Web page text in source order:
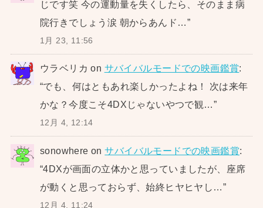
じです笑 今の運動量を失くしたら、そのまま病
院行きでしょう涙 朝からあんド…”
1月 23, 11:56
ウラベリカ on サバイバルモードでの映画鑑賞:
“でも、何はともあれ楽しかったよね！ 次は来年
かな？今度こそ4DXじゃないやつで観…”
12月 4, 12:14
sonowhere onサバイバルモードでの映画鑑賞:
“4DXが画面の立体かと思っていましたが、座席
が動くと思っておらず、始終ヒヤヒヤし…”
12月 4, 11:24